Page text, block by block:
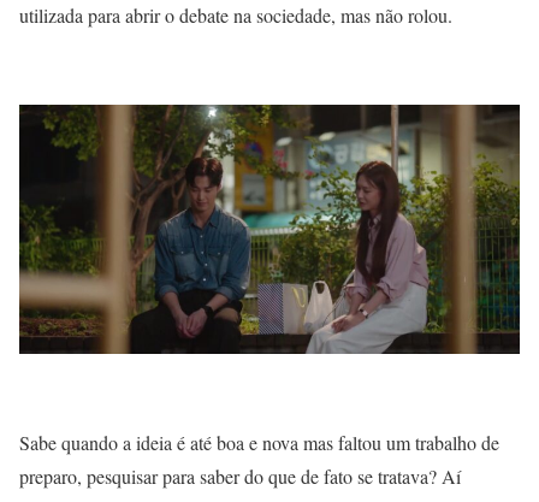
utilizada para abrir o debate na sociedade, mas não rolou.
Sabe quando a ideia é até boa e nova mas faltou um trabalho de
preparo, pesquisar para saber do que de fato se tratava? Aí